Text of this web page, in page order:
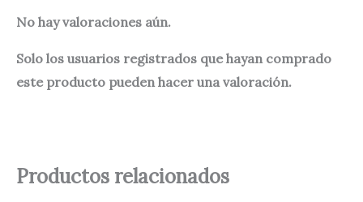
No hay valoraciones aún.
Solo los usuarios registrados que hayan comprado
este producto pueden hacer una valoración.
Productos relacionados